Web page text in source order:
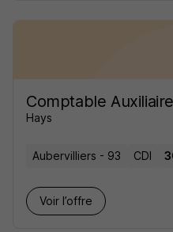
Comptable
Hays
Aubervilliers - 93 CDI
Voir l’offre